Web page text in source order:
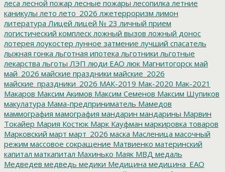
леса лесной пожар лесные пожары лесопилка летние
каникулы лето лето_2026 лжетерроризм лимон
литература Лицей лицей № 23 личный прием
логистический комплеск ложный вызов ложный донос
лотерея лоукостер лунное затмение лучший спасатель
лыжная гонка льготная ипотека льготники льготные
лекарства льготы ЛЭП люди ЕАО люк Магнитогорск май
май_2026 майские праздники майские_2026
майские_праздники_2026 МАК-2019 Мак-2020 Мак-2021
Макаров Максим Акимов Максим Семенов Максим Шупиков
макулатура Мама-предприниматель Мамедов
маммография мамография мандарин мандарины Марвин
Токайер Мария Костюк Марк Кауфман маркировка товаров
Марковский март март_2026 маска Масленица масочный
режим массовое сокращение Матвиенко материнский
капитал маткапитал Махинько Маяк МВД медаль
Медведев медведь медики Медицина медицина_ЕАО